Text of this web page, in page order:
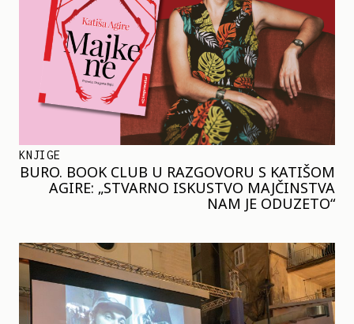
KNJIGE
BURO. BOOK CLUB U RAZGOVORU S KATIŠOM
AGIRE: „STVARNO ISKUSTVO MAJČINSTVA
NAM JE ODUZETO“